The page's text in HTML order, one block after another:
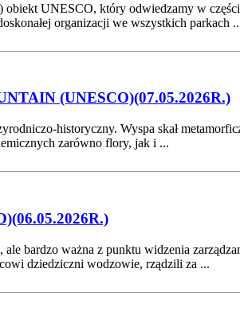
obiekt UNESCO, który odwiedzamy w
organizacji we wszystkich parkach
(UNESCO)(07.05.2026R.)
historyczny. Wyspa skał
zarówno flory, jak i ...
ale bardzo ważna z punktu widzenia
dziedziczni wodzowie, rządzili za ...